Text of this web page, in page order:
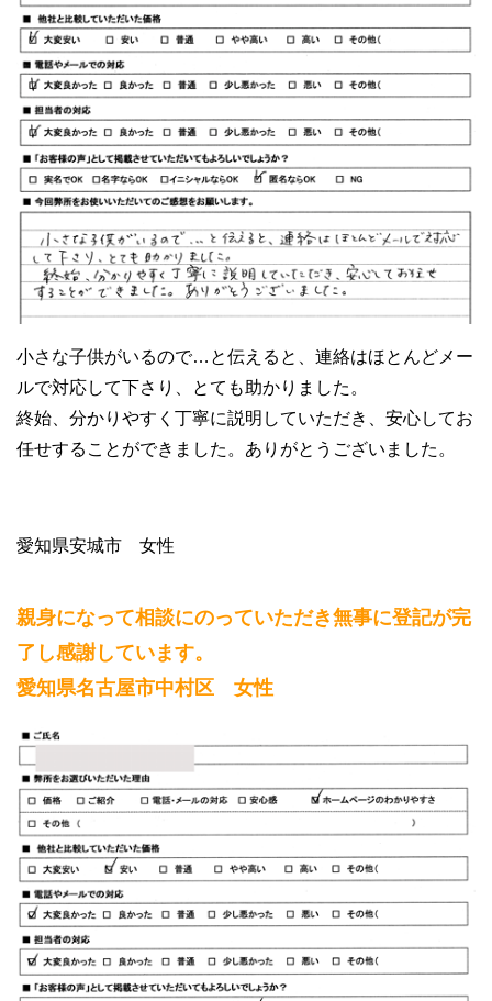
小さな子供がいるので…と伝えると、連絡はほとんどメー
ルで対応して下さり、とても助かりました。
終始、分かりやすく丁寧に説明していただき、安心してお
任せすることができました。ありがとうございました。
愛知県安城市 女性
親身になって相談にのっていただき無事に登記が完
了し感謝しています。
愛知県名古屋市中村区 女性